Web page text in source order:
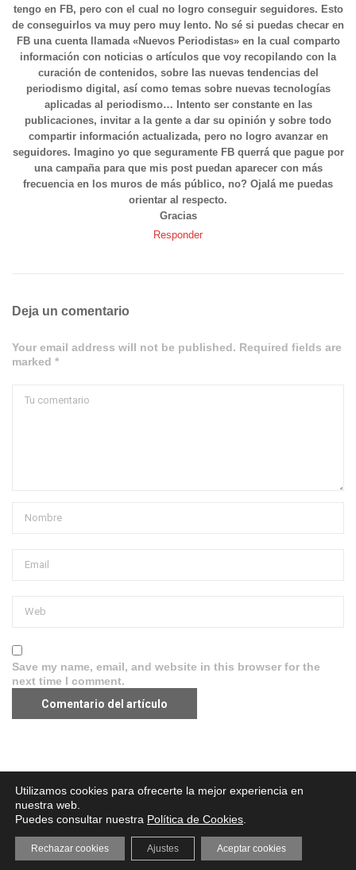
tengo en FB, pero con el cual no logro conseguir seguidores. Esto
de conseguirlos va muy pero muy lento. No sé si puedas checar en
FB una cuenta llamada «Nuevos Periodistas» en la cual comparto
información con noticias o artículos que voy recopilando con la
curación de contenidos, sobre las nuevas tendencias del
periodismo digital, así como temas sobre nuevas tecnologías
aplicadas al periodismo… Intento ser constante en las
publicaciones, invitar a la gente a dar su opinión y sobre todo
compartir información actualizada, pero no logro avanzar en
seguidores. Imagino yo que seguramente FB querrá que pague por
una campaña para que mis post puedan aparecer con más
frecuencia en los muros de más público, no? Ojalá me puedas
orientar al respecto.
Gracias
Responder
Deja un comentario
Your email address will not be published. Required fields are
marked *
Save my name, email, and website in this browser for the
next time I comment.
Aviso legal·Política de Privacidad·Política de Cookies
Utilizamos cookies para ofrecerte la mejor experiencia en
nuestra web.
Puedes consultar nuestra Política de Cookies
Aceptar cookies
Rechazar cookies Ajustes